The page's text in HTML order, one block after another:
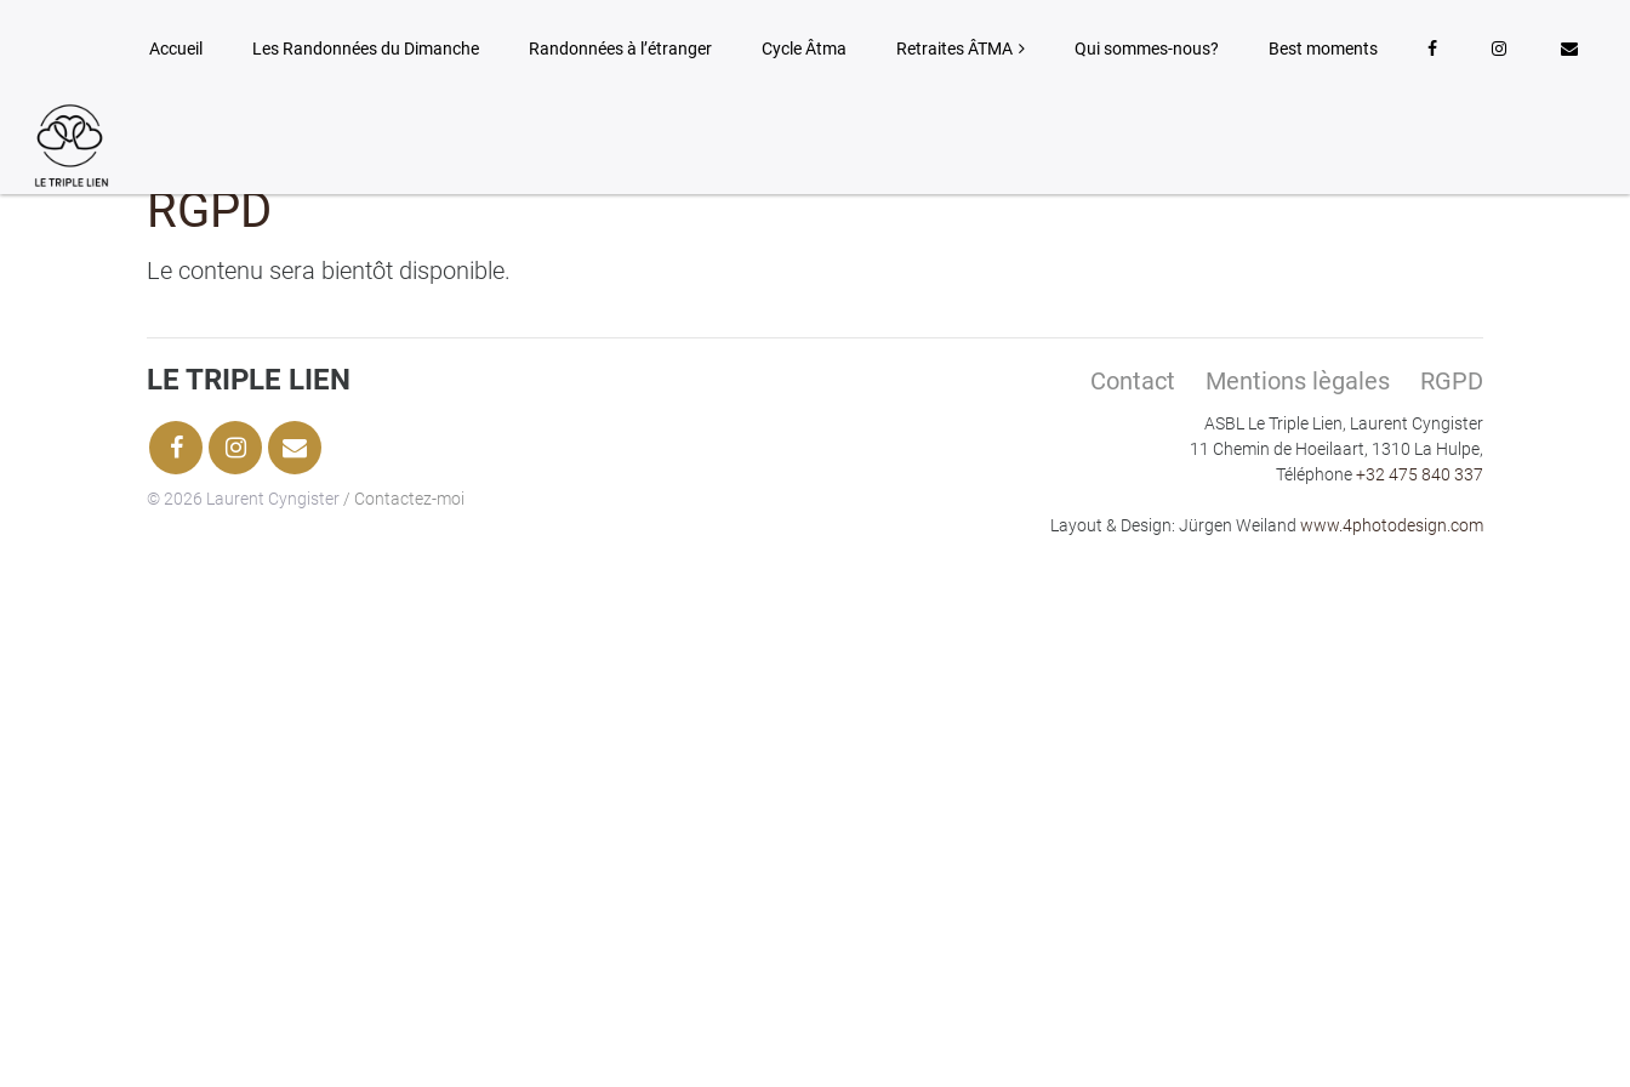
Accueil Les Randonnées du Dimanche Randonnées à l’étranger Cycle Âtma Retraites ÂTMA Qui sommes-nous? Best moments
RGPD
Le contenu sera bientôt disponible.
LE TRIPLE LIEN
© 2026 Laurent Cyngister / Contactez-moi
Contact Mentions lègales RGPD
ASBL Le Triple Lien, Laurent Cyngister
11 Chemin de Hoeilaart, 1310 La Hulpe,
Téléphone+32 475 840 337
Layout & Design: Jürgen Weilandwww.4photodesign.com